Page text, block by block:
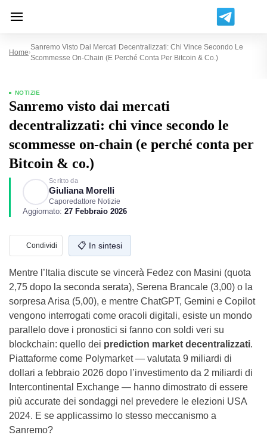
Home
Sanremo Visto Dai Mercati Decentralizzati: Chi Vince Secondo Le
Scommesse On‑chain (e Perché Conta Per Bitcoin & Co.)
NOTIZIE
Sanremo visto dai mercati
decentralizzati: chi vince secondo le
scommesse on‑chain (e perché conta per
Bitcoin & co.)
Scritto da
Giuliana Morelli
Caporedattore Notizie
Aggiornato: 27 Febbraio 2026
Condividi 📋 In sintesi
Mentre l’Italia discute se vincerà Fedez con Masini (quota
2,75 dopo la seconda serata), Serena Brancale (3,00) o la
sorpresa Arisa (5,00), e mentre ChatGPT, Gemini e Copilot
vengono interrogati come oracoli digitali, esiste un mondo
parallelo dove i pronostici si fanno con soldi veri su
blockchain: quello dei prediction market decentralizzati.
Piattaforme come Polymarket — valutata 9 miliardi di
dollari a febbraio 2026 dopo l’investimento da 2 miliardi di
Intercontinental Exchange — hanno dimostrato di essere
più accurate dei sondaggi nel prevedere le elezioni USA
2024. E se applicassimo lo stesso meccanismo a
Sanremo?